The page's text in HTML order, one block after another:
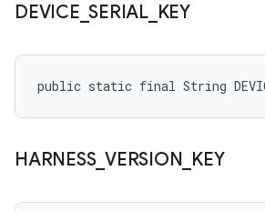
DEVICE _SERIAL_ KEY
public static final String
HARNESS_ VERSION KEY